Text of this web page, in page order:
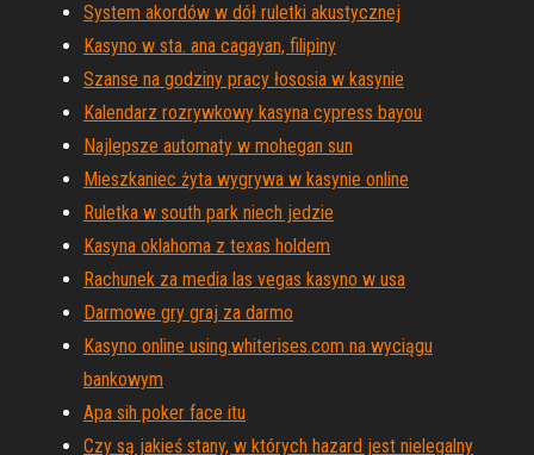
System akordów w dół ruletki akustycznej
Kasyno w sta. ana cagayan, filipiny
Szanse na godziny pracy łososia w kasynie
Kalendarz rozrywkowy kasyna cypress bayou
Najlepsze automaty w mohegan sun
Mieszkaniec żyta wygrywa w kasynie online
Ruletka w south park niech jedzie
Kasyna oklahoma z texas holdem
Rachunek za media las vegas kasyno w usa
Darmowe gry graj za darmo
Kasyno online using.whiterises.com na wyciągu
bankowym
Apa sih poker face itu
Czy są jakieś stany, w których hazard jest nielegalny